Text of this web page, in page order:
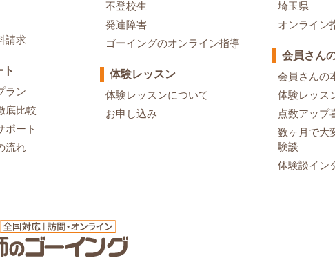
請求
ラン
底比較
ポート
流れ
不登校生
発達障害
ゴーイングのオンライン指導
体験レッスン
体験レッスンについて
お申し込み
埼玉県
オンライン
会員さん
会員さんの
体験レッス
点数アップ
数ヶ月で大
験談
体験談イン